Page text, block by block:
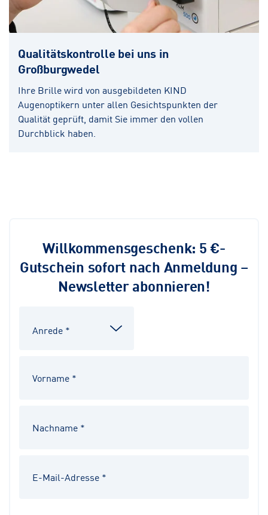
Qualitätskontrolle bei uns in
Großburgwedel
Ihre Brille wird von ausgebildeten KIND
Augenoptikern unter allen Gesichtspunkten der
Qualität geprüft, damit Sie immer den vollen
Durchblick haben.
Willkommensgeschenk: 5 €-
Gutschein sofort nach Anmeldung –
Newsletter abonnieren!